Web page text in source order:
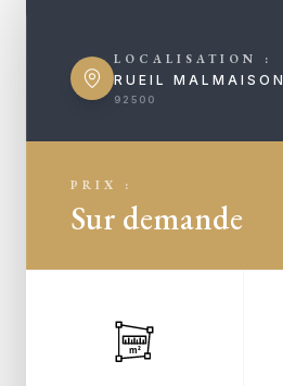
LOCALISATION :
RUEIL MALMAISON
92500
PRIX :
Sur demande
m²